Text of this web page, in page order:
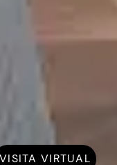
VISITA VIRTUAL